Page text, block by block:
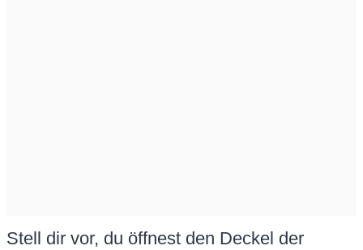
Stell dir vor, du öffnest den Deckel der